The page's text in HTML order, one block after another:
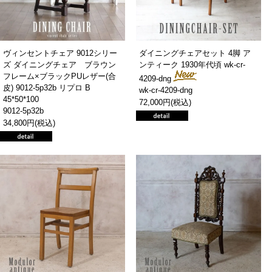
ヴィンセントチェア 9012シリー
ズ ダイニングチェア ブラウン
フレーム×ブラックPUレザー(合
皮) 9012-5p32b リプロ B
45*50*100
9012-5p32b
34,800円(税込)
ダイニングチェアセット 4脚 ア
ンティーク 1930年代頃 wk-cr-
4209-dng
wk-cr-4209-dng
72,000円(税込)